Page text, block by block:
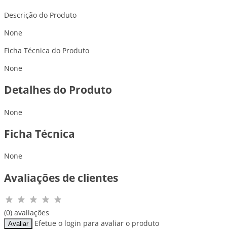
Descrição do Produto
None
Ficha Técnica do Produto
None
Detalhes do Produto
None
Ficha Técnica
None
Avaliações de clientes
(0) avaliações
Avaliar
Efetue o login para avaliar o produto